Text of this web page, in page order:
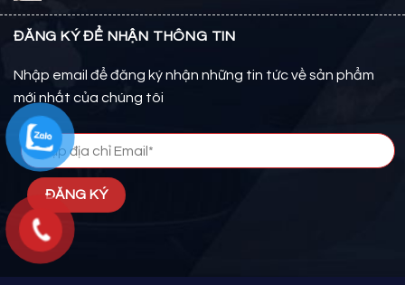
ĐĂNG KÝ ĐỂ NHẬN THÔNG TIN
Nhập email để đăng ký nhận những tin tức về sản phẩm
mới nhất của chúng tôi